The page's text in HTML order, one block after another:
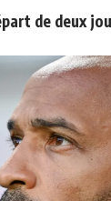
de deux